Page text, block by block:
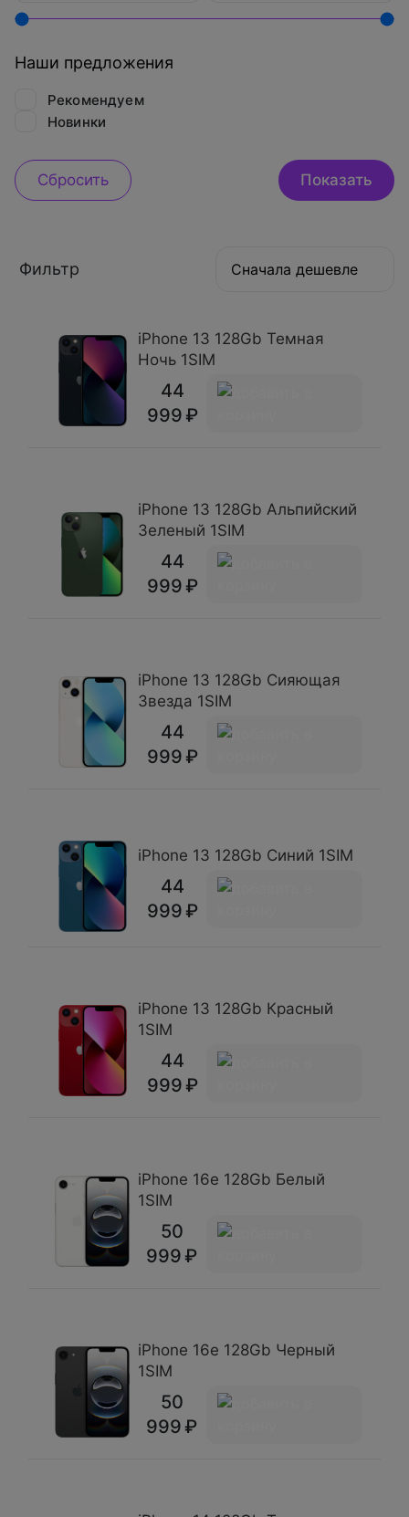
Наши предложения
Рекомендуем
Новинки
Фильтр Сначала дешевле
iPhone 13 128Gb Темная
Ночь 1SIM
44
999
iPhone 13 128Gb Альпийский
Зеленый 1SIM
44
999
iPhone 13 128Gb Сияющая
Звезда 1SIM
44
999
iPhone 13 128Gb Синий 1SIM
44
999
iPhone 13 128Gb Красный
1SIM
44
999
iPhone 16e 128Gb Белый
1SIM
50
999
iPhone 16e 128Gb Черный
1SIM
50
999